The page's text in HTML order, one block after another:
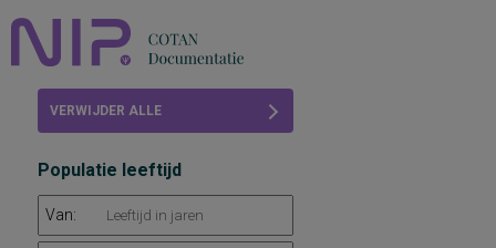
Abonneren
VERWIJDER ALLE
Populatie leeftijd
Van: